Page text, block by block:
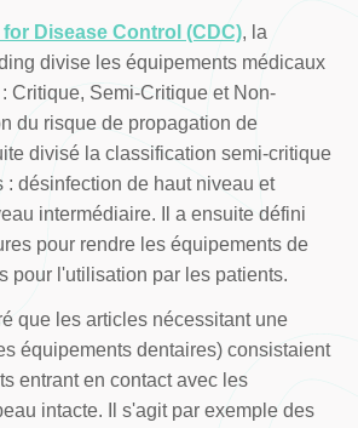
Disease Control (CDC), la
divise les équipements médicaux
Critique, Semi-Critique et Non-
du risque de propagation de
divisé la classification semi-critique
: désinfection de haut niveau et
intermédiaire. Il a ensuite défini
pour rendre les équipements de
pour l'utilisation par les patients.
que les articles nécessitant une
équipements dentaires) consistaient
entrant en contact avec les
intacte. Il s'agit par exemple des